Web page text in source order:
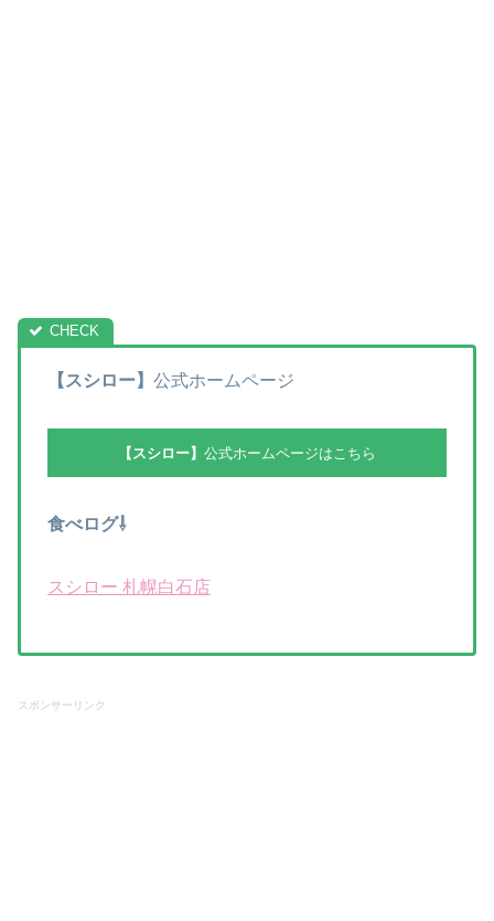
【スシロー】 公式ホームページ
【スシロー】 公式ホームページはこちら
食べログ⇩
スシロー 札幌白石店
スポンサーリンク